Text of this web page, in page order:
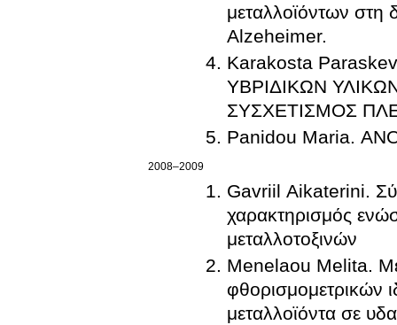
μεταλλοϊόντων στη
Αlzeheimer.
Karakosta
ΥΒΡΙΔΙΚΩΝ
ΣΥΣΧΕΤΙΣΜΟΣ
Panidou Maria.
2008–2009
Gavriil Aikaterini.
χαρακτηρισμός
μεταλλοτοξινών
Menelaou Melita.
φθορισμομετρικών
μεταλλοϊόντα σε